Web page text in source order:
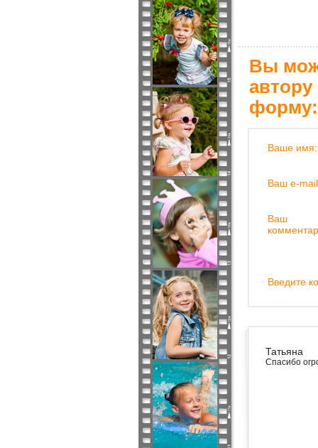
Вы
форму:
Ваше имя:
Ваш e-
Ваш
Введите
Татьяна
Спасибо